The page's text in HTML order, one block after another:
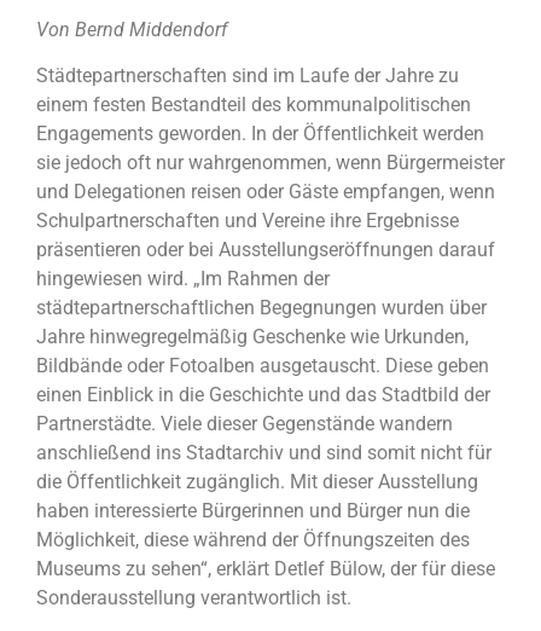
Von Bernd Middendorf
Städtepartnerschaften sind im Laufe der Jahre zu
einem festen Bestandteil des kommunalpolitischen
Engagements geworden. In der Öffentlichkeit werden
sie jedoch oft nur wahrgenommen, wenn Bürgermeister
und Delegationen reisen oder Gäste empfangen, wenn
Schulpartnerschaften und Vereine ihre Ergebnisse
präsentieren oder bei Ausstellungseröffnungen darauf
hingewiesen wird. „Im Rahmen der
städtepartnerschaftlichen Begegnungen wurden über
Jahre hinwegregelmäßig Geschenke wie Urkunden,
Bildbände oder Fotoalben ausgetauscht. Diese geben
einen Einblick in die Geschichte und das Stadtbild der
Partnerstädte. Viele dieser Gegenstände wandern
anschließend ins Stadtarchiv und sind somit nicht für
die Öffentlichkeit zugänglich. Mit dieser Ausstellung
haben interessierte Bürgerinnen und Bürger nun die
Möglichkeit, diese während der Öffnungszeiten des
Museums zu sehen“, erklärt Detlef Bülow, der für diese
Sonderausstellung verantwortlich ist.